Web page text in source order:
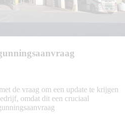
de vraag om een update te krijgen
omdat dit een cruciaal